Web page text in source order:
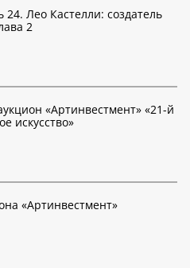
Лео Кастелли: создатель
2
«Артинвестмент» «21-й
искусство»
«Артинвестмент»